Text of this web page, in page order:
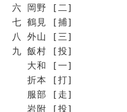
六 岡野 [二]
七 鶴見 [捕]
八 外山 [三]
九 飯村 [投]
大和 [一]
折本 [打]
服部 [走]
岩附 [投]